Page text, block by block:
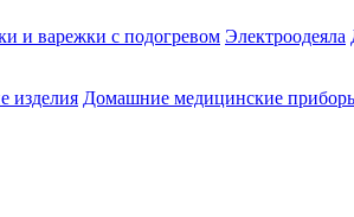
и варежки с подогревом Электроодеяла
изделия Домашние медицинские